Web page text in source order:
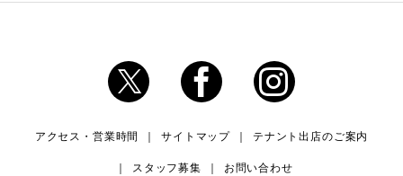
アクセス・営業時間 サイトマップ テナント出店のご案内
スタッフ募集 お問い合わせ